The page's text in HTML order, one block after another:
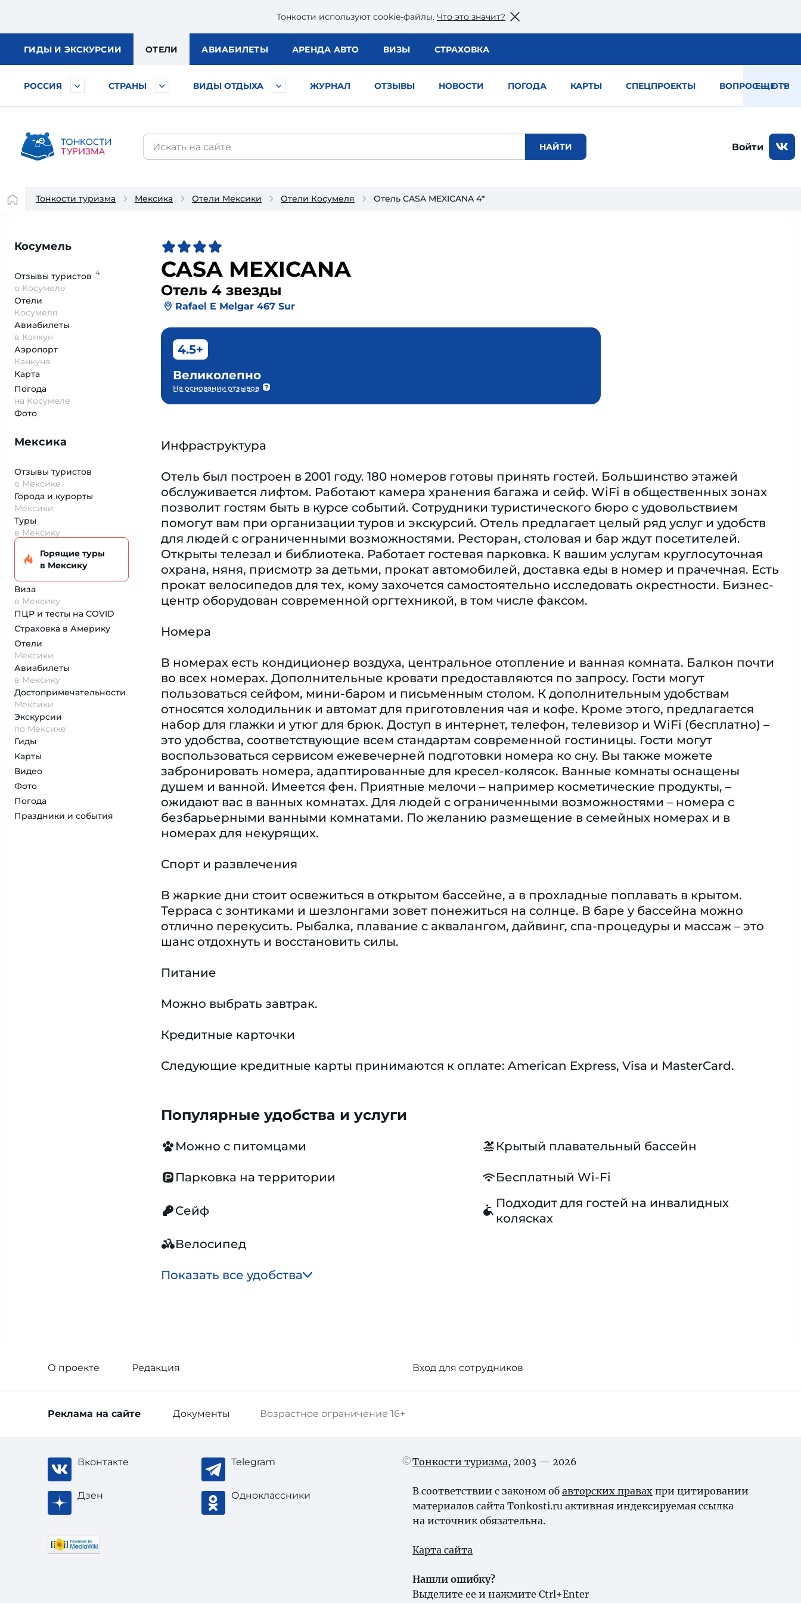
Тонкости используют сookie-файлы. Что это значит?
ГИДЫ И ЭКСКУРСИИ ОТЕЛИ АВИАБИЛЕТЫ АРЕНДА АВТО ВИЗЫ СТРАХОВКА
РОССИЯ СТРАНЫ ВИДЫ ОТДЫХА ЖУРНАЛ ОТЗЫВЫ НОВОСТИ ПОГОДА КАРТЫ СПЕЦПРОЕКТЫ ВОПРОС — ОТВЕТ
ЕЩЕ
Войти
Тонкости туризма Мексика Отели Мексики Отели Косумеля Отель CASA MEXICANA 4*
Косумель
Отзывы туристов 4
о Косумеле
Отели
Косумеля
Авиабилеты
в Канкун
Аэропорт
Канкуна
Карта
Погода
на Косумеле
Фото
Мексика
Отзывы туристов
о Мексике
Города и курорты
Мексики
Туры
в Мексику
Горящие туры
в Мексику
Виза
в Мексику
ПЦР и тесты на COVID
Страховка в Америку
Отели
Мексики
Авиабилеты
в Мексику
Достопримеча­тельности
Мексики
Экскурсии
по Мексике
Гиды
Карты
Видео
Фото
Погода
Праздники и события
CASA MEXICANA
Отель 4 звезды
Rafael E Melgar 467 Sur
4.5+
Великолепно
На основании отзывов
Инфраструктура
Отель был построен в 2001 году. 180 номеров готовы принять гостей. Большинство этажей
обслуживается лифтом. Работают камера хранения багажа и сейф. WiFi в общественных зонах
позволит гостям быть в курсе событий. Сотрудники туристического бюро с удовольствием
помогут вам при организации туров и экскурсий. Отель предлагает целый ряд услуг и удобств
для людей с ограниченными возможностями. Ресторан, столовая и бар ждут посетителей.
Открыты телезал и библиотека. Работает гостевая парковка. К вашим услугам круглосуточная
охрана, няня, присмотр за детьми, прокат автомобилей, доставка еды в номер и прачечная. Есть
прокат велосипедов для тех, кому захочется самостоятельно исследовать окрестности. Бизнес-
центр оборудован современной оргтехникой, в том числе факсом.
Номера
В номерах есть кондиционер воздуха, центральное отопление и ванная комната. Балкон почти
во всех номерах. Дополнительные кровати предоставляются по запросу. Гости могут
пользоваться сейфом, мини-баром и письменным столом. К дополнительным удобствам
относятся холодильник и автомат для приготовления чая и кофе. Кроме этого, предлагается
набор для глажки и утюг для брюк. Доступ в интернет, телефон, телевизор и WiFi (бесплатно) –
это удобства, соответствующие всем стандартам современной гостиницы. Гости могут
воспользоваться сервисом ежевечерней подготовки номера ко сну. Вы также можете
забронировать номера, адаптированные для кресел-колясок. Ванные комнаты оснащены
душем и ванной. Имеется фен. Приятные мелочи – например косметические продукты, –
ожидают вас в ванных комнатах. Для людей с ограниченными возможностями – номера с
безбарьерными ванными комнатами. По желанию размещение в семейных номерах и в
номерах для некурящих.
Спорт и развлечения
В жаркие дни стоит освежиться в открытом бассейне, а в прохладные поплавать в крытом.
Терраса с зонтиками и шезлонгами зовет понежиться на солнце. В баре у бассейна можно
отлично перекусить. Рыбалка, плавание с аквалангом, дайвинг, спа-процедуры и массаж – это
шанс отдохнуть и восстановить силы.
Питание
Можно выбрать завтрак.
Кредитные карточки
Следующие кредитные карты принимаются к оплате: American Express, Visa и MasterCard.
Популярные удобства и услуги
Можно с питомцами Крытый плавательный бассейн
Парковка на территории Бесплатный Wi-Fi
Сейф
Подходит для гостей на инвалидных
колясках
Велосипед
Показать все удобства
О проекте Редакция Вход для сотрудников
Возрастное ограничение 16+
Реклама на сайте Документы
Вконтакте Telegram
Дзен Одноклассники
Тонкости туризма, 2003 — 2026
В соответствии с законом об авторских правах при цитировании
материалов сайта Tonkosti.ru активная индексируемая ссылка
на источник обязательна.
Карта сайта
Нашли ошибку?
Выделите ее и нажмите Ctrl+Enter